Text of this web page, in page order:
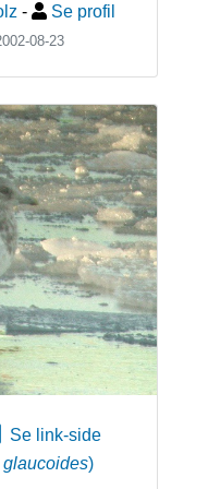
- Se profil
08-23
Se link-side
glaucoides)